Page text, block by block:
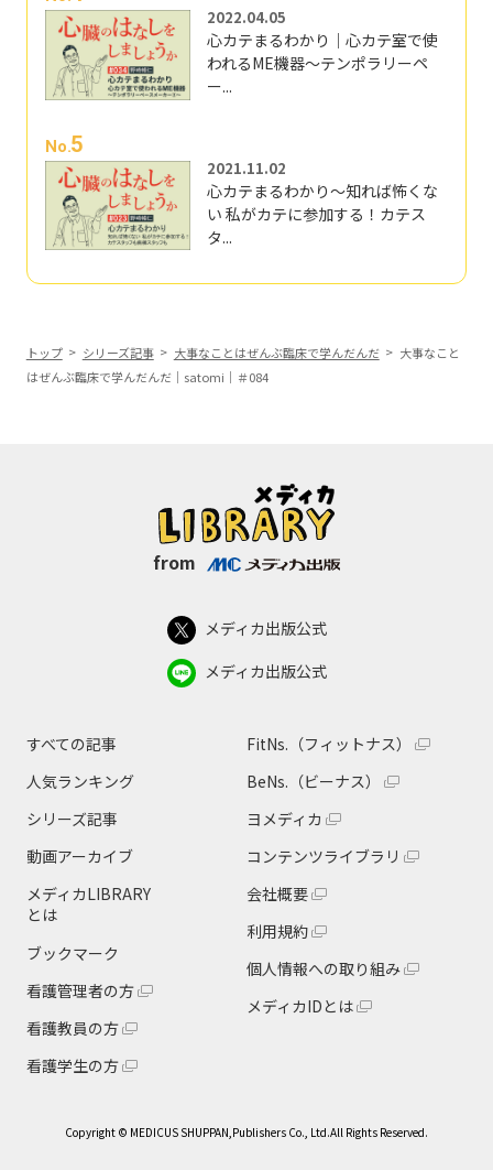
2022.04.05
心カテまるわかり｜心カテ室で使
われるME機器～テンポラリーペ
ー...
No.5
2021.11.02
心カテまるわかり～知れば怖くな
い 私がカテに参加する！カテス
タ...
トップ シリーズ記事 大事なことはぜんぶ臨床で学んだんだ
大事なこと
はぜんぶ臨床で学んだんだ｜satomi｜＃084
from
メディカ出版公式
メディカ出版公式
すべての記事
人気ランキング
シリーズ記事
動画アーカイブ
メディカLIBRARY
とは
ブックマーク
看護管理者の方
看護教員の方
看護学生の方
FitNs.（フィットナス）
BeNs.（ビーナス）
ヨメディカ
コンテンツライブラリ
会社概要
利用規約
個人情報への取り組み
メディカIDとは
Copyright © MEDICUS SHUPPAN,Publishers Co., Ltd.All Rights Reserved.